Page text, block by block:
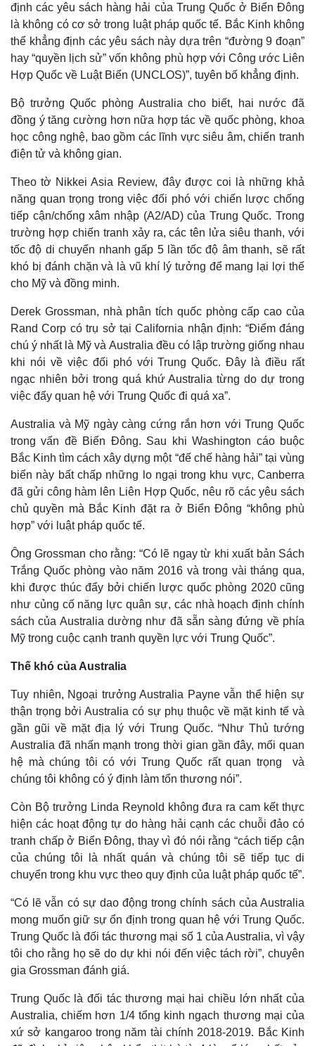
Kinh tế
Khởi nghiệp
Tiêu dùng
Tỷ giá
Chứng khoán
Giá cà phê
định các yêu sách hàng hải của Trung Quốc ở Biển Đông
là không có cơ sở trong luật pháp quốc tế. Bắc Kinh không
thể khẳng định các yêu sách này dựa trên “đường 9 đoạn”
hay “quyền lịch sử” vốn không phù hợp với Công ước Liên
Hợp Quốc về Luật Biển (UNCLOS)”, tuyên bố khẳng định.
Bộ trưởng Quốc phòng Australia cho biết, hai nước đã
đồng ý tăng cường hơn nữa hợp tác về quốc phòng, khoa
học công nghệ, bao gồm các lĩnh vực siêu âm, chiến tranh
điện tử và không gian.
Theo tờ Nikkei Asia Review, đây được coi là những khả
năng quan trọng trong việc đối phó với chiến lược chống
tiếp cận/chống xâm nhập (A2/AD) của Trung Quốc. Trong
trường hợp chiến tranh xảy ra, các tên lửa siêu thanh, với
tốc độ di chuyển nhanh gấp 5 lần tốc độ âm thanh, sẽ rất
khó bị đánh chặn và là vũ khí lý tưởng để mang lại lợi thế
cho Mỹ và đồng minh.
Derek Grossman, nhà phân tích quốc phòng cấp cao của
Rand Corp có trụ sở tại California nhận định: “Điểm đáng
chú ý nhất là Mỹ và Australia đều có lập trường giống nhau
khi nói về việc đối phó với Trung Quốc. Đây là điều rất
ngạc nhiên bởi trong quá khứ Australia từng do dự trong
việc đẩy quan hệ với Trung Quốc đi quá xa”.
Australia và Mỹ ngày càng cứng rắn hơn với Trung Quốc
trong vấn đề Biển Đông. Sau khi Washington cáo buộc
Bắc Kinh tìm cách xây dựng một “đế chế hàng hải” tại vùng
biển này bất chấp những lo ngại trong khu vực, Canberra
đã gửi công hàm lên Liên Hợp Quốc, nêu rõ các yêu sách
chủ quyền mà Bắc Kinh đặt ra ở Biển Đông “không phù
hợp” với luật pháp quốc tế.
Ông Grossman cho rằng: “Có lẽ ngay từ khi xuất bản Sách
Trắng Quốc phòng vào năm 2016 và trong vài tháng qua,
khi được thúc đẩy bởi chiến lược quốc phòng 2020 cũng
như củng cố năng lực quân sự, các nhà hoạch định chính
sách của Australia dường như đã sẵn sàng đứng về phía
Mỹ trong cuộc cạnh tranh quyền lực với Trung Quốc”.
Thế khó của Australia
Tuy nhiên, Ngoại trưởng Australia Payne vẫn thể hiện sự
thận trọng bởi Australia có sự phụ thuộc về mặt kinh tế và
gần gũi về mặt địa lý với Trung Quốc. “Như Thủ tướng
Australia đã nhấn mạnh trong thời gian gần đây, mối quan
hệ mà chúng tôi có với Trung Quốc rất quan trọng và
chúng tôi không có ý định làm tổn thương nói”.
Còn Bộ trưởng Linda Reynold không đưa ra cam kết thực
hiện các hoạt động tự do hàng hải cạnh các chuỗi đảo có
tranh chấp ở Biển Đông, thay vì đó nói rằng “cách tiếp cận
của chúng tôi là nhất quán và chúng tôi sẽ tiếp tục di
chuyển trong khu vực theo quy định của luật pháp quốc tế”.
“Có lẽ vẫn có sự dao động trong chính sách của Australia
mong muốn giữ sự ổn định trong quan hệ với Trung Quốc.
Trung Quốc là đối tác thương mại số 1 của Australia, vì vậy
tôi cho rằng họ sẽ do dự khi nói đến việc tách rời”, chuyên
gia Grossman đánh giá.
Trung Quốc là đối tác thương mại hai chiều lớn nhất của
Australia, chiếm hơn 1/4 tổng kinh ngạch thương mại của
xứ sở kangaroo trong năm tài chính 2018-2019. Bắc Kinh